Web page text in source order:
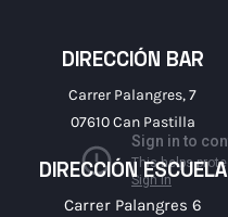
DIRECCIÓN BAR
Carrer Palangres, 7
07610 Can Pastilla
DIRECCIÓN ESCUELA
Carrer Palangres 6